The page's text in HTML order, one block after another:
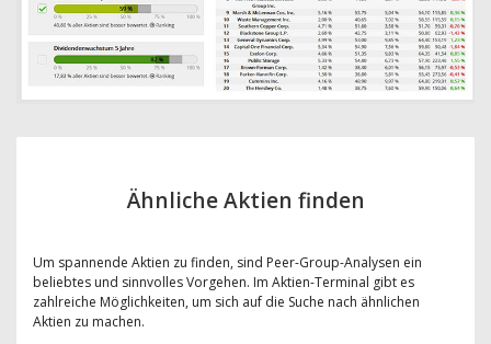
Ähnliche Aktien finden
Um spannende Aktien zu finden, sind Peer-Group-Analysen ein
beliebtes und sinnvolles Vorgehen. Im Aktien-Terminal gibt es
zahlreiche Möglichkeiten, um sich auf die Suche nach ähnlichen
Aktien zu machen.